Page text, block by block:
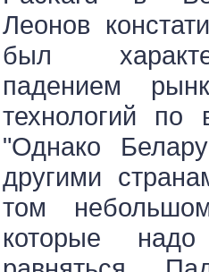
Леонов
был
падением
технологий по
"Однако
другими
том
которые